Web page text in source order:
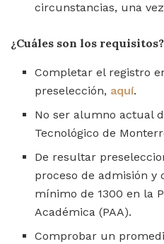
circunstancias, una
¿Cuáles son los requisitos?
Completar el registro
preselección, aquí.
No ser alumno actual
Tecnológico de
De resultar
proceso de admisión y
mínimo de 1300 en la
Académica (PAA).
Comprobar un